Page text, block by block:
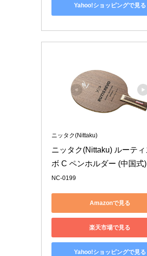
Yahoo!ショッピングで見る
ニッタク(Nittaku)
ニッタク(Nittaku) ルーティ
ボ C ペンホルダー (中国式)
NC-0199
Amazonで見る
楽天市場で見る
Yahoo!ショッピングで見る